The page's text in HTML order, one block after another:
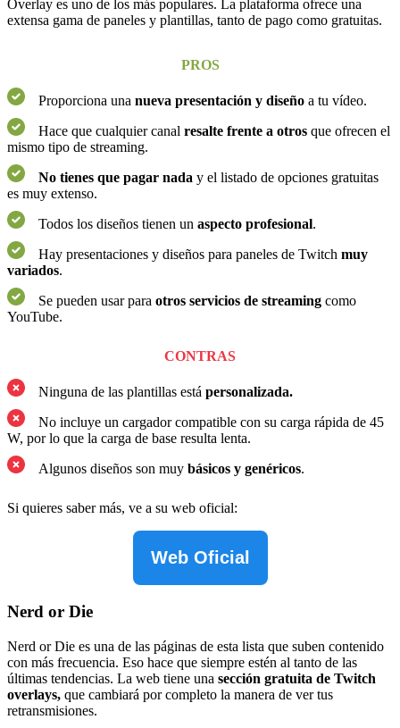
Overlay es uno de los más populares. La plataforma ofrece una
extensa gama de paneles y plantillas, tanto de pago como gratuitas.
PROS
Proporciona una nueva presentación y diseño a tu vídeo.
Hace que cualquier canal resalte frente a otros que ofrecen el
mismo tipo de streaming.
No tienes que pagar nada y el listado de opciones gratuitas
es muy extenso.
Todos los diseños tienen un aspecto profesional.
Hay presentaciones y diseños para paneles de Twitch muy
variados.
Se pueden usar para otros servicios de streaming como
YouTube.
CONTRAS
Ninguna de las plantillas está personalizada.
No incluye un cargador compatible con su carga rápida de 45
W, por lo que la carga de base resulta lenta.
Algunos diseños son muy básicos y genéricos.
Si quieres saber más, ve a su web oficial:
Web Oficial
Nerd or Die
Nerd or Die es una de las páginas de esta lista que suben contenido
con más frecuencia. Eso hace que siempre estén al tanto de las
últimas tendencias. La web tiene una sección gratuita de Twitch
overlays, que cambiará por completo la manera de ver tus
retransmisiones.